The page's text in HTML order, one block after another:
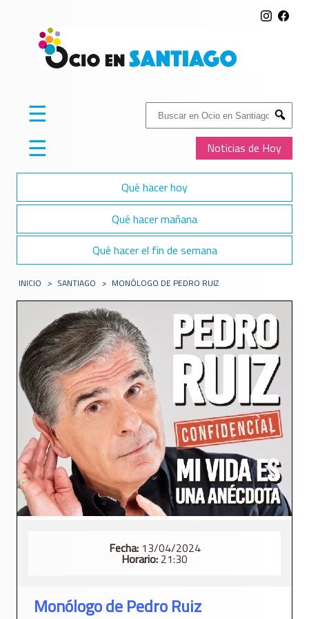
Buscar:
Submit
Noticias de Hoy
☰
☰
Qué hacer hoy
Qué hacer mañana
Qué hacer el fin de semana
INICIO > SANTIAGO > MONÓLOGO DE PEDRO RUIZ
Fecha:13/04/2024
Horario: 21:30
Monólogo de Pedro Ruiz